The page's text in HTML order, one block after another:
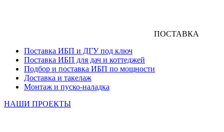
ПОСТАВКА
Поставка ИБП и ДГУ под ключ
Поставка ИБП для дач и коттеджей
Подбор и поставка ИБП по мощности
Доставка и такелаж
Монтаж и пуско-наладка
НАШИ ПРОЕКТЫ